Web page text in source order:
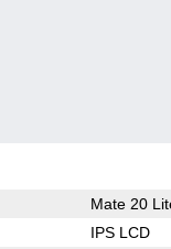
Mate 20
IPS LCD